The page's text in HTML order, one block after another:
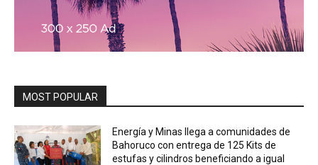
MOST POPULAR
Energía y Minas llega a comunidades de
Bahoruco con entrega de 125 Kits de
estufas y cilindros beneficiando a igual